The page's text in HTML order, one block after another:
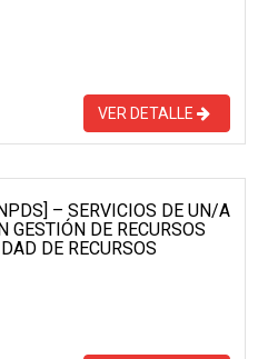
VER DETALLE
– SERVICIOS DE UN/A
DE RECURSOS
DE RECURSOS